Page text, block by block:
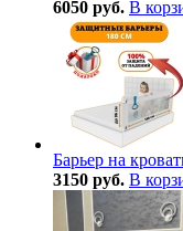
6050 руб. В
Барьер на
3150 руб. В